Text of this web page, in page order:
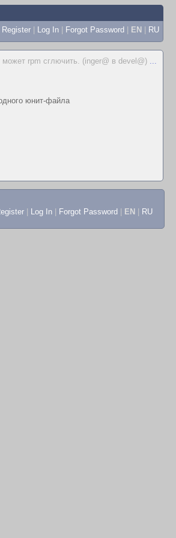
Register | Log In | Forgot Password | EN | RU
rpm сглючить. (inger@ в devel@) ...
юнит-файла
Log In Forgot Password EN RU